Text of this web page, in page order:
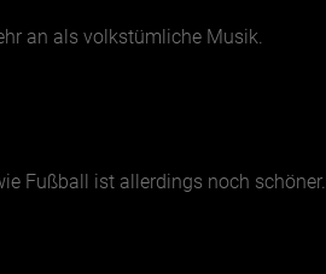
an als volkstümliche Musik.
Fußball ist allerdings noch schöner.